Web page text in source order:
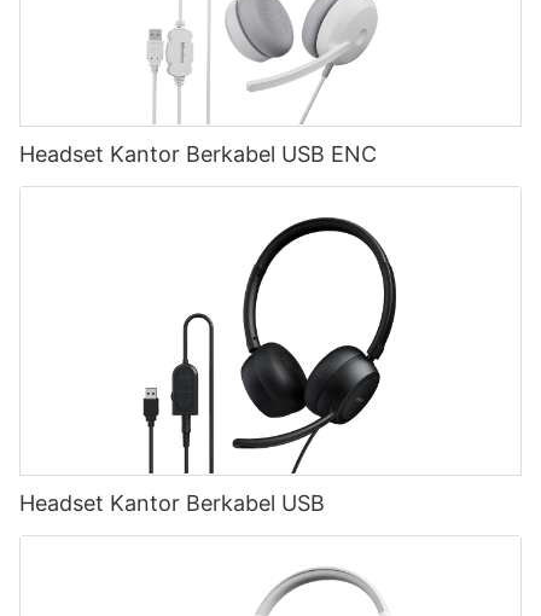
Headset Kantor Berkabel USB ENC
Headset Kantor Berkabel USB